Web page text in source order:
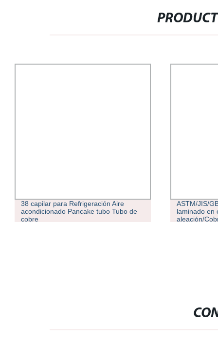
ASTM/JIS/GB/ISO Acero inoxidable
laminado en caliente soldado con
aleación/Cobre/aluminio
Precios
C27200,
latón de